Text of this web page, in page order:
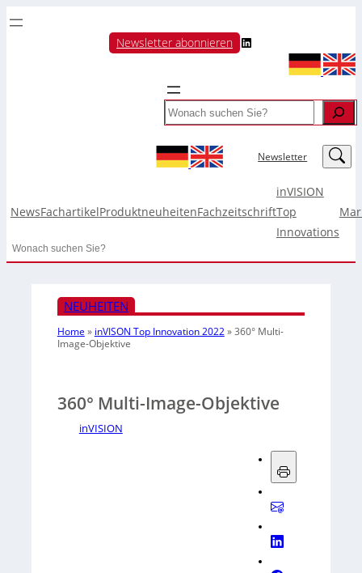
Newsletter abonnieren LinkedIn
Search
Newsletter LinkedIn
NewsFachartikelProduktneuheitenFachzeitschrift
inVISION
Top
Innovations
Search
NEUHEITEN
Home » inVISON Top Innovation 2022»360° Multi-
Image-Objektive
360° Multi-Image-Objektive
inVISION